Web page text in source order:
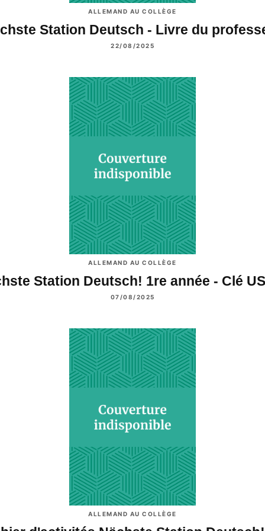
ALLEMAND AU COLLÈGE
Station Deutsch - Livre du
22/08/2025
ALLEMAND AU COLLÈGE
Station Deutsch! 1re année - Clé
07/08/2025
ALLEMAND AU COLLÈGE